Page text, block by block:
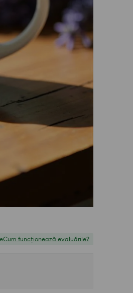
Cum funcționează evaluările?